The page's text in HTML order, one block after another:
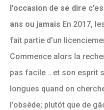
l’occasion de se dire
ans ou jamais En 2017,
fait partie d’un
Commence alors la
pas facile …et son esprit
longues quand on
l’obsède; plutôt que de